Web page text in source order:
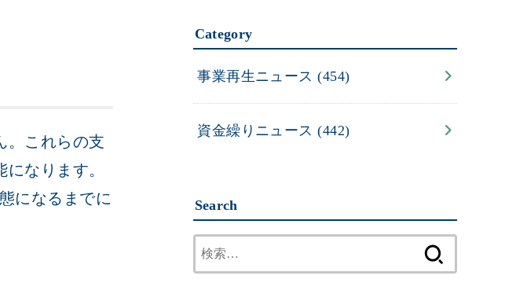
。これらの支
なります。
になるまでに
Category
事業再生ニュース(454)
資金繰りニュース(442)
Search
索: